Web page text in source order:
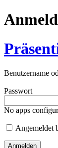
Benutzername
Passwort
No apps
Angemeldet